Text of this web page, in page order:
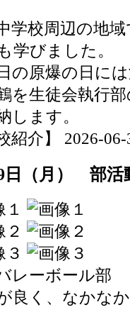
学校周辺の地
学びました。
の原爆の日に
を生徒会執行
します。
紹介】 2026-
日（月） 部活
レーボール部
良く、なかな